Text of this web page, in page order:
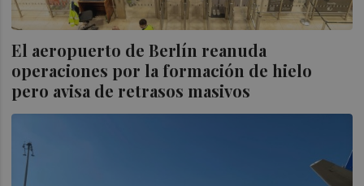
El aeropuerto de Berlín reanuda
operaciones por la formación de hielo
pero avisa de retrasos masivos